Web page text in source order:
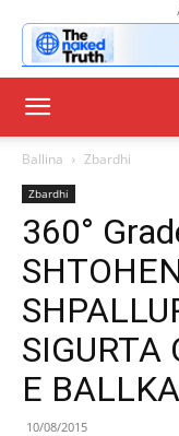
Ballina Zbardhi
Zbardhi
360°
SIGURTA
E
10/08/2015